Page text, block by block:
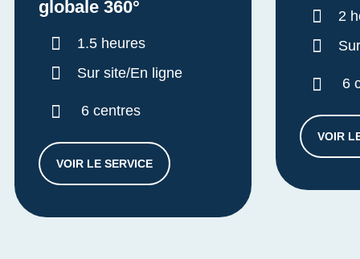
globale 360°
Durée :
1.5 heures
Sur site/En ligne
6 centres
VOIR LE SERVICEDIAGNOSTIC APPROCHE GLOBALE 360°
2
6
VOIR